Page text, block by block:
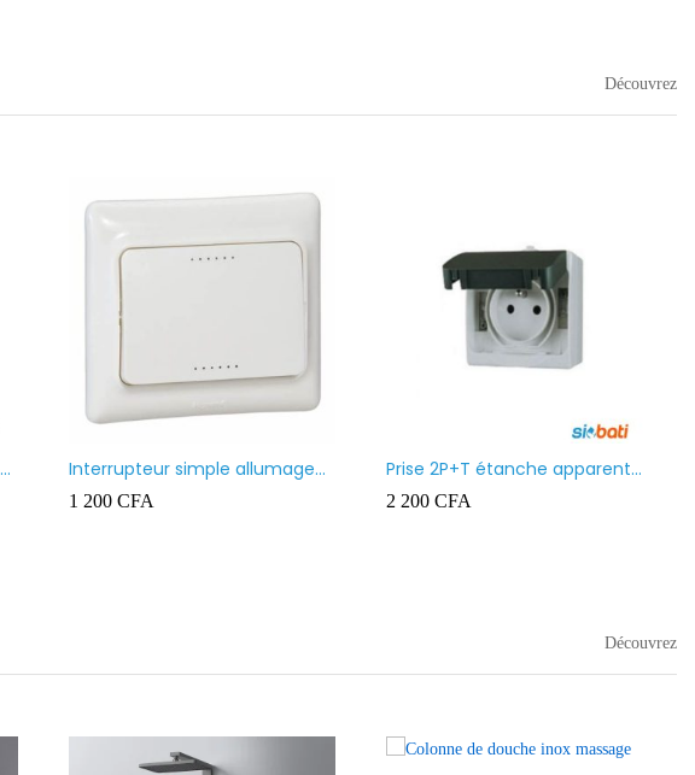
Découvrez
Interrupteur simple allumage
lumineux blanc Ingelec Ref
Kaptika
1 200 CFA
Prise 2P+T étanche apparent
Ingelec Ref 4896
2 200 CFA
Découvrez